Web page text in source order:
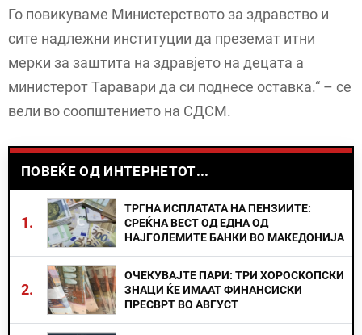
Го повикуваме Министерството за здравство и
сите надлежни институции да преземат итни
мерки за заштита на здравјето на децата а
министерот Таравари да си поднесе оставка.“ – се
вели во соопштението на СДСМ.
ПОВЕЌЕ ОД ИНТЕРНЕТОТ...
1.
ТРГНА ИСПЛАТАТА НА ПЕНЗИИТЕ:
СРЕЌНА ВЕСТ ОД ЕДНА ОД
НАЈГОЛЕМИТЕ БАНКИ ВО МАКЕДОНИЈА
2.
ОЧЕКУВАЈТЕ ПАРИ: ТРИ ХОРОСКОПСКИ
ЗНАЦИ ЌЕ ИМААТ ФИНАНСИСКИ
ПРЕСВРТ ВО АВГУСТ